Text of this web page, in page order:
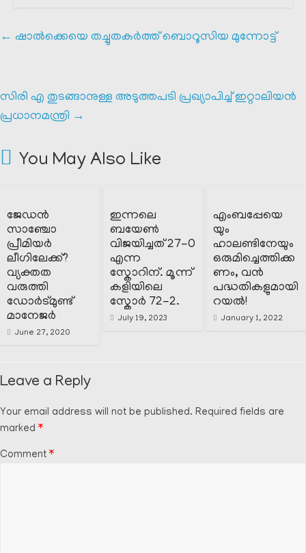
← ഷാൽക്കെയെ തച്ചുതകർത്ത് ബൊറൂസിയ മുന്നോട്ട്
സിരി എ തുടങ്ങാനുള്ള അടുത്തപടി പ്രഖ്യാപിച്ച് ഇറ്റാലിയൻ
പ്രധാനമന്ത്രി →
You May Also Like
ജേഡൻ
സാഞ്ചോ
പ്രീമിയർ
ലീഗിലേക്ക്?
വ്യക്തത
വരുത്തി
ഡോർട്മുണ്ട്
മാനേജർ
June 27, 2020
ഇന്നലെ
ബയേൺ
വിജയിച്ചത് 27-0
എന്ന
സ്കോറിന്. മൂന്ന്
കളിയിലെ
സ്കോർ 72-2.
July 19, 2023
എംബപ്പേയെ
യും
ഹാലണ്ടിനേയും
ഒരുമിച്ചെത്തിക്ക
ണം, വൻ
പദ്ധതികളുമായി
റയൽ!
January 1, 2022
Leave a Reply
Your email address will not be published. Required fields are
marked *
Comment *